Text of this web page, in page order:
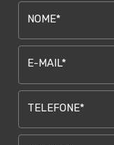
NOME*
E-MAIL*
TELEFONE*